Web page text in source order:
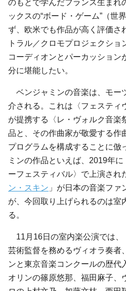
のもとで学んだフランス生まれ
ックスの“ボード・ゲーム”（世
ず、欧米でも作品が高く評価さ
トラル／クロモプロジェクショ
コーディオンとパーカッション
分に堪能したい。
ベンジャミンの音楽は、モー
介される。これは〈フェスティ
が提携する〈レ・ヴォルク音楽
品と、その作曲家が敬愛する作
プログラムを構成することに倣
ミンの作品といえば、2019年
ーフェスティバル〉で上演され
ン・スキン 」が日本の音楽ファ
が、今回取り上げられるのは室
る。
11月16日の室内楽公演では、
芸術監督を務めるヴィオラ奏者
ンと東京音楽コンクールの歴代
オリンの篠原悠那、福田麻子、